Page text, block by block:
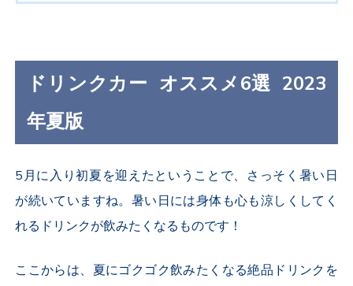
ドリンクカー オススメ6選 2023
年夏版
5月に入り初夏を迎えたということで、さっそく暑い日
が続いていますね。暑い日には身体も心も涼しくしてく
れるドリンクが飲みたくなるものです！
ここからは、夏にゴクゴク飲みたくなる絶品ドリンクを